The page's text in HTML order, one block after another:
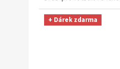
+ Dárek zdarma